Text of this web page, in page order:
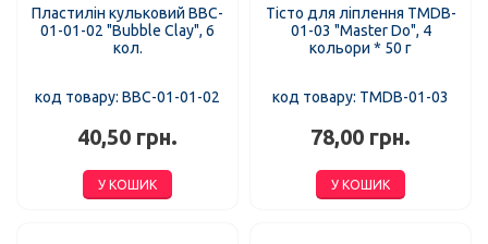
Пластилін кульковий BBC-
01-01-02 "Bubble Clay", 6
кол.
код товару: BBC-01-01-02
40,50 грн.
У КОШИК
Тісто для ліплення TMDB-
01-03 "Master Do", 4
кольори * 50 г
код товару: TMDB-01-03
78,00 грн.
У КОШИК